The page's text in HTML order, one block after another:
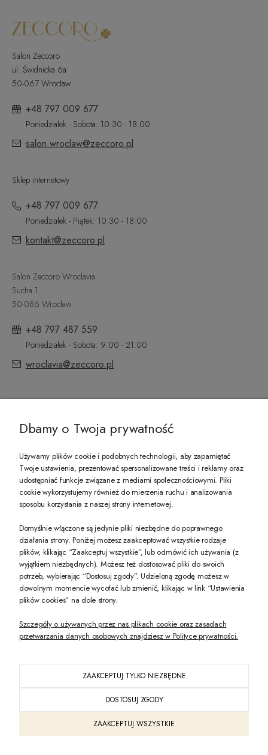
Salon Zeccoro
ul. Świdnicka 6a
50-067 Wrocław
+48 797 009 677
Poniedziałek - Sobota: 10:30 - 18:00
salon.wroclaw@zeccoro.pl
Sklep internetowy
+48 797 009 677
Poniedziałek - Piątek: 10:30 - 18:00
kontakt@zeccoro.pl
Salon Zeccoro Wroclavia
Sucha 1
50-086 Wrocław
+48 797 487 559
Poniedziałek - Sobota: 9:00 - 21:00
wroclavia@zeccoro.pl
PREZENT DLA CIEBIE!
-10% na pierwsze zakupy na zeccoro.pl Gdy zapiszesz się do naszego
Twoje dane będą przetwarzane zgodnie z nasząpolityką prywatności
POKAŻ PEŁNĄ WERSJĘ STRONY
Sklep internetowy Shoper Premium
Dbamy o Twoja prywatność
Używamy plików cookie i podobnych technologii, aby zapamiętać
Twoje ustawienia, prezentować spersonalizowane treści i reklamy oraz
udostępniać funkcje związane z mediami społecznościowymi. Pliki
cookie wykorzystujemy również do mierzenia ruchu i analizowania
sposobu korzystania z naszej strony internetowej.
Domyślnie włączone są jedynie pliki niezbędne do poprawnego
działania strony. Poniżej możesz zaakceptować wszystkie rodzaje
plików, klikając “Zaakceptuj wszystkie”, lub odmówić ich używania (z
wyjątkiem niezbędnych). Możesz też dostosować pliki do swoich
potrzeb, wybierając “Dostosuj zgody”. Udzieloną zgodę możesz w
dowolnym momencie wycofać lub zmienić, klikając w link “Ustawienia
plików cookies” na dole strony.
Szczegóły o używanych przez nas plikach cookie oraz zasadach
przetwarzania danych osobowych znajdziesz w Polityce prywatności.
ZAAKCEPTUJ TYLKO NIEZBĘDNE
DOSTOSUJ ZGODY
ZAAKCEPTUJ WSZYSTKIE